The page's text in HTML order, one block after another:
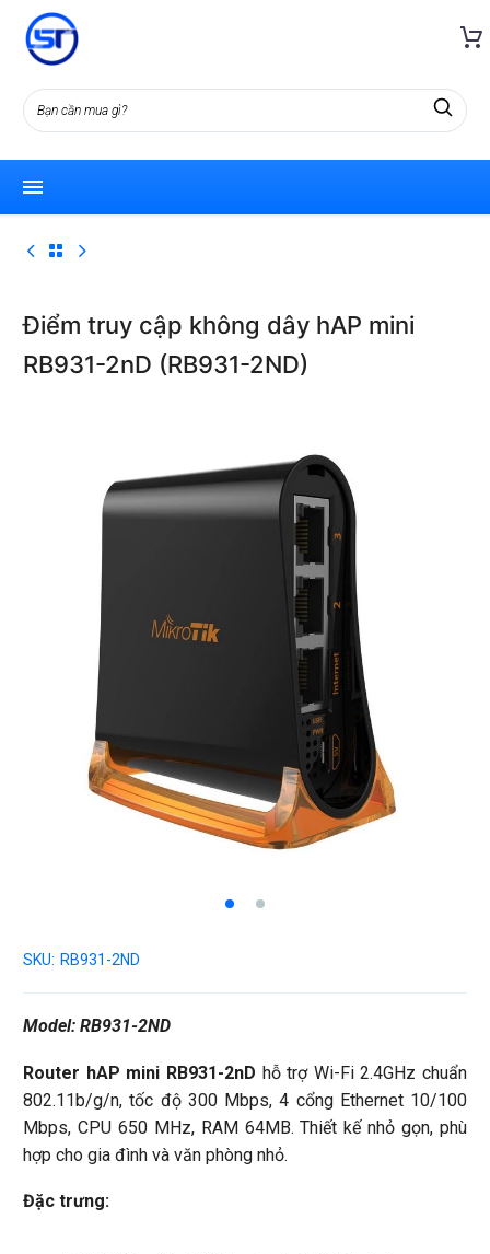
Điểm truy cập không dây hAP mini
RB931-2nD (RB931-2ND)
SKU: RB931-2ND
Model: RB931-2ND
Router hAP mini RB931-2nD hỗ trợ Wi-Fi 2.4GHz chuẩn
802.11b/g/n, tốc độ 300 Mbps, 4 cổng Ethernet 10/100
Mbps, CPU 650 MHz, RAM 64MB. Thiết kế nhỏ gọn, phù
hợp cho gia đình và văn phòng nhỏ.
Đặc trưng: